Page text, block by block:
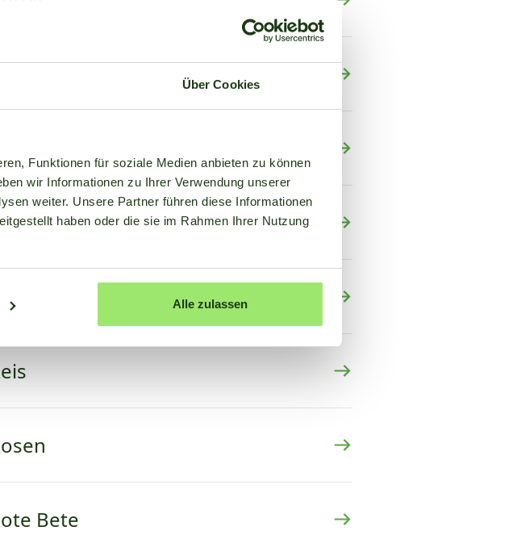
Über Cookies
Funktionen für soziale Medien anbieten zu können
wir Informationen zu Ihrer Verwendung unserer
weiter. Unsere Partner führen diese Informationen
haben oder die sie im Rahmen Ihrer Nutzung
Alle zulassen
Bete